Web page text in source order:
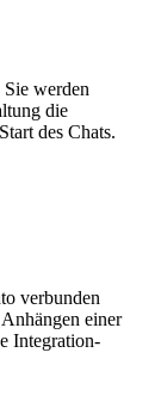
werden
die
des Chats.
verbunden
einer
Integration-